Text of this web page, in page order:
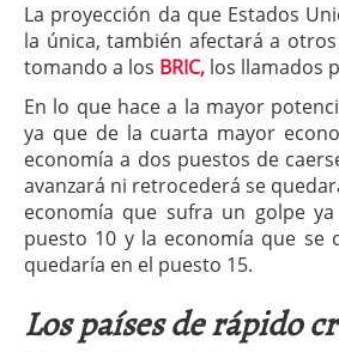
La proyección da que Estados
la única, también afectará a
tomando a los BRIC, los llamados
En lo que hace a la mayor
ya que de la cuarta mayor
economía a dos puestos de
avanzará ni retrocederá se
economía que sufra un golpe
puesto 10 y la economía que se
quedaría en el puesto 15.
Los países de rápido